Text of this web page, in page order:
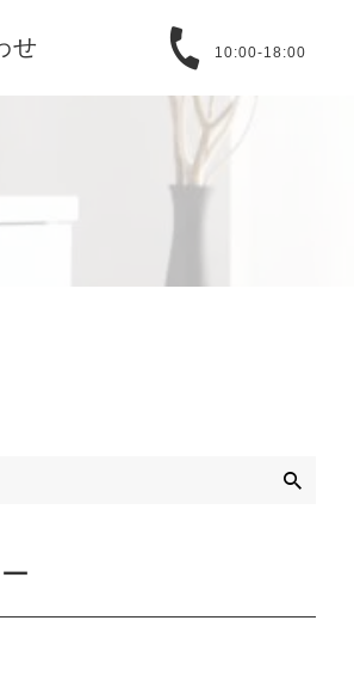
せ 10:00-18:00